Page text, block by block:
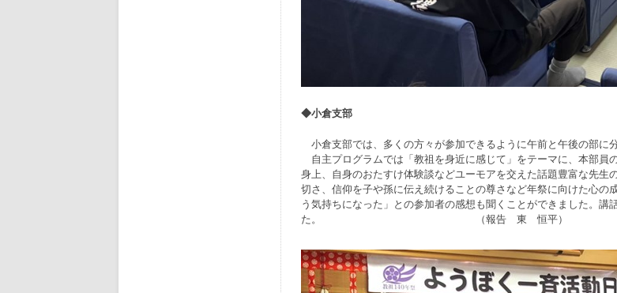
◆小倉支部
小倉支部では、多くの方々が参加できるように午前と午後の部に
自主プログラムでは「教祖を身近に感じて」をテーマに、本部員
身上、自身のおたすけ体験談などユーモアを交えた話題豊富な先
切さ、信仰を子や孫に伝え続けることの尊さなど年祭に向けた心
う気持ちになった」との参加者の感想も聞くことができました。講
た。 （報告 東 恒平）